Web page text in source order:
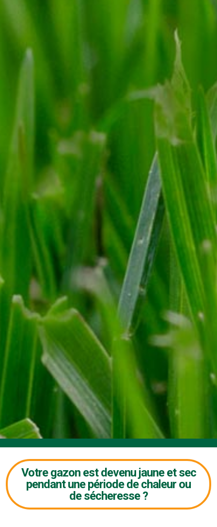
Votre gazon est devenu jaune et sec
pendant une période de chaleur ou
de sécheresse ?